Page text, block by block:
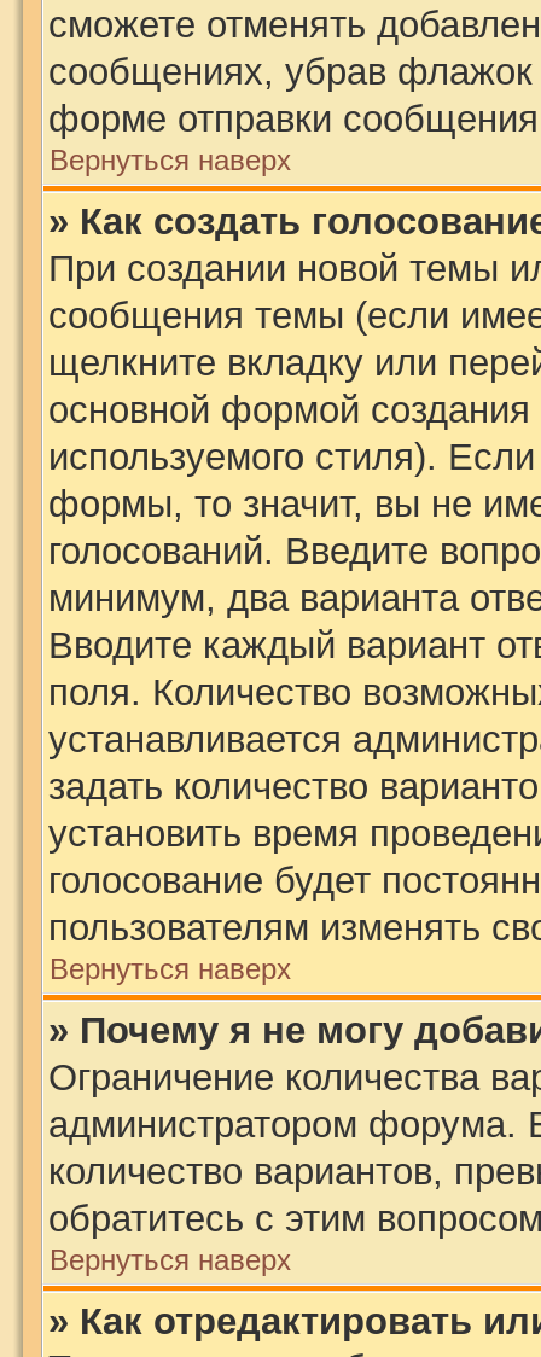
сможете отменять
сообщениях, убрав флажок
форме отправки
Вернуться наверх
» Как создать
При создании новой темы
сообщения темы (если
щелкните вкладку или
основной формой
используемого стиля).
формы, то значит, вы не
голосований. Введите
минимум, два варианта
Вводите каждый вариант
поля. Количество
устанавливается
задать количество
установить время
голосование будет
пользователям изменять
Вернуться наверх
» Почему я не могу
Ограничение количества
администратором форума.
количество вариантов,
обратитесь с этим
Вернуться наверх
» Как отредактировать